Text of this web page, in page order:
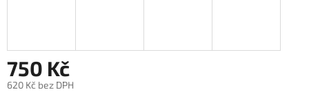
750 Kč
620 Kč bez DPH